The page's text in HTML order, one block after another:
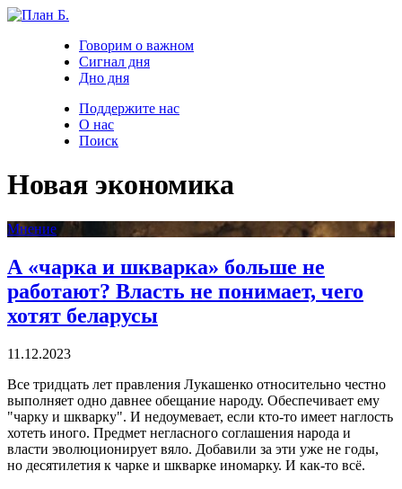
Говорим о важном
Сигнал дня
Дно дня
Поддержите нас
О нас
Поиск
Новая экономика
Мнение
А «чарка и шкварка» больше не
работают? Власть не понимает, чего
хотят беларусы
11.12.2023
Все тридцать лет правления Лукашенко относительно честно
выполняет одно давнее обещание народу. Обеспечивает ему
"чарку и шкварку". И недоумевает, если кто-то имеет наглость
хотеть иного. Предмет негласного соглашения народа и
власти эволюционирует вяло. Добавили за эти уже не годы,
но десятилетия к чарке и шкварке иномарку. И как-то всё.